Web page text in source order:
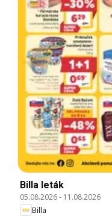
Billa leták
05.08.2026- 11.08.2026
Billa